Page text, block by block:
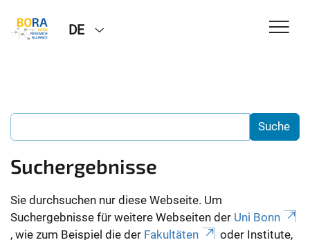
DE
Suchergebnisse
Sie durchsuchen nur diese Webseite. Um
Suchergebnisse für weitere Webseiten der Uni Bonn
, wie zum Beispiel die der Fakultäten
oder Institute,